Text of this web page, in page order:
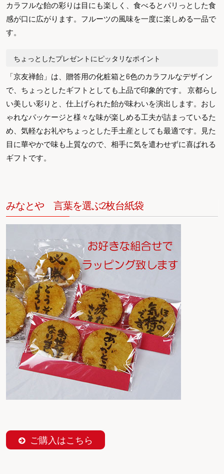
カラフルな飴の彩りは目にも楽しく、食べるとパリっとした食
感が口に広がります。フルーツの風味を一度に楽しめる一品で
す。
ちょっとしたプレゼントにピッタリなポイント
「京友禅飴」は、贈答用の化粧箱と6色のカラフルなデザイン
で、ちょっとしたギフトとしても上品で印象的です。 京都らし
い美しい彩りと、仕上げられた飴が味わいを演出します。おし
ゃれなパッケージと様々な味が楽しめる工夫が詰まっているた
め、気軽なお礼やちょっとした手土産としても最適です。見た
目に華やかで味も上質なので、相手に気を遣わせずに喜ばれる
ギフトです。
みなとや 言葉を選ぶ2枚台紙袋
ご購入はこちら